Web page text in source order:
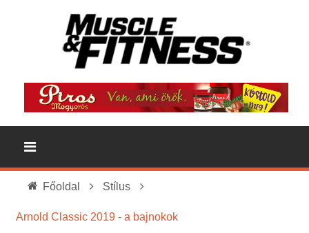
Főoldal Stílus
Arnold Classic 2019 - a bajnokok